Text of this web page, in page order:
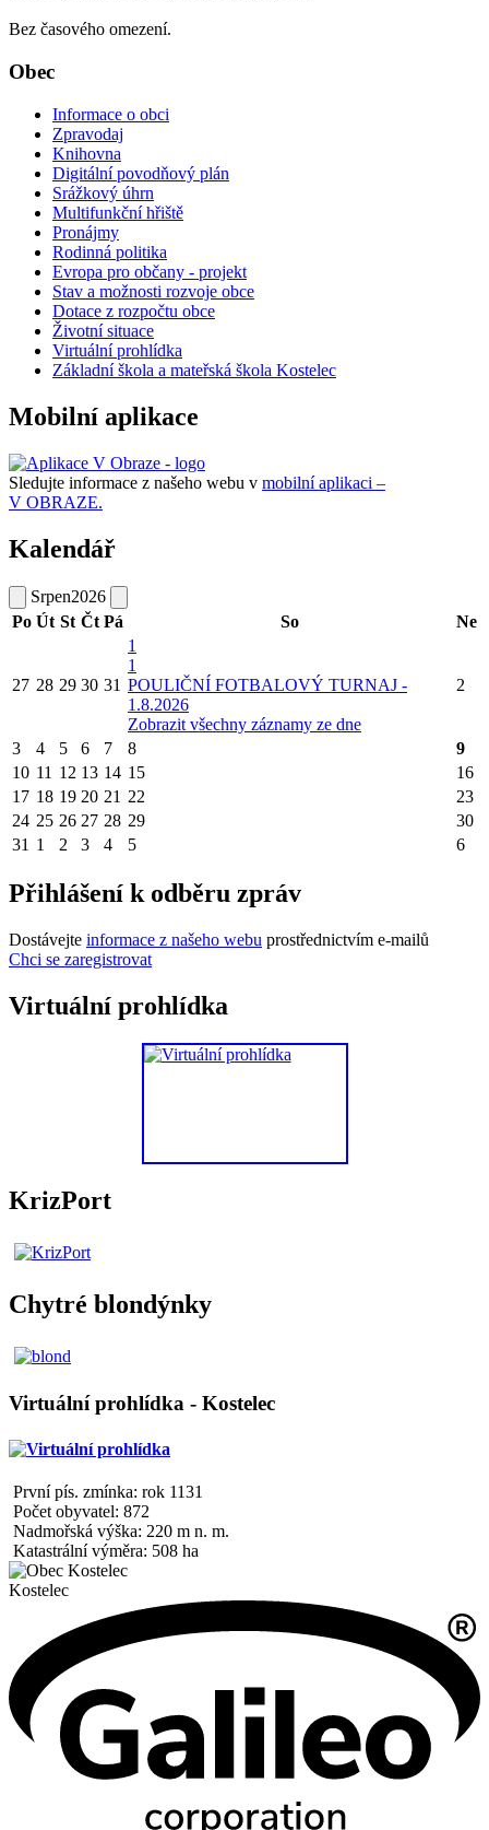
Bez časového omezení.
Obec
Informace o obci
Zpravodaj
Knihovna
Digitální povodňový plán
Srážkový úhrn
Multifunkční hřiště
Pronájmy
Rodinná politika
Evropa pro občany - projekt
Stav a možnosti rozvoje obce
Dotace z rozpočtu obce
Životní situace
Virtuální prohlídka
Základní škola a mateřská škola Kostelec
Mobilní aplikace
Sledujte informace z našeho webu v mobilní aplikaci –
V OBRAZE.
Kalendář
Srpen2026
Po Út St Čt Pá So Ne
27 28 29 30 31
1
1
POULIČNÍ FOTBALOVÝ TURNAJ -
1.8.2026
Zobrazit všechny záznamy ze dne
2
3 4 5 6 7 8
9
10 11 12 13 14 15
16
17 18 19 20 21 22
23
24 25 26 27 28 29
30
31 1 2 3 4 5 6
Přihlášení k odběru zpráv
Dostávejte informace z našeho webu prostřednictvím e-mailů
Chci se zaregistrovat
Virtuální prohlídka
KrizPort
Chytré blondýnky
Virtuální prohlídka - Kostelec
První pís. zmínka: rok 1131
Počet obyvatel: 872
Nadmořská výška: 220 m n. m.
Katastrální výměra: 508 ha
Kostelec